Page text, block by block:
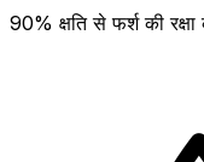
90% क्षति से फर्श की